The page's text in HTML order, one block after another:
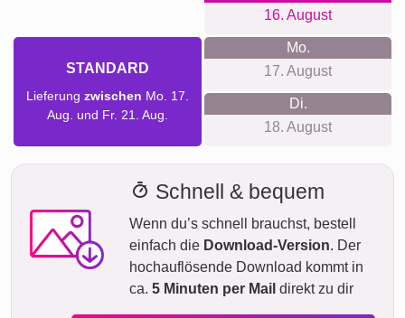
16. August
STANDARD
Lieferung zwischen Mo. 17.
Aug. und Fr. 21. Aug.
Mo.
17. August
Di.
18. August
Schnell & bequem
Wenn du’s schnell brauchst, bestell
einfach die Download-Version. Der
hochauflösende Download kommt in
ca. 5 Minuten per Mail direkt zu dir